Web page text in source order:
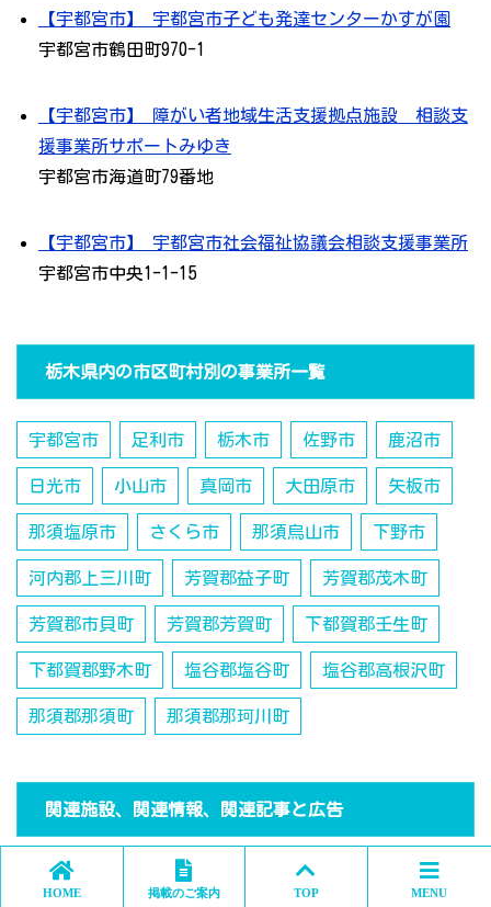
【宇都宮市】 宇都宮市子ども発達センターかすが園
宇都宮市鶴田町970-1
【宇都宮市】 障がい者地域生活支援拠点施設 相談支
援事業所サポートみゆき
宇都宮市海道町79番地
【宇都宮市】 宇都宮市社会福祉協議会相談支援事業所
宇都宮市中央1-1-15
栃木県内の市区町村別の事業所一覧
宇都宮市 足利市 栃木市 佐野市 鹿沼市
日光市 小山市 真岡市 大田原市 矢板市
那須塩原市 さくら市 那須烏山市 下野市
河内郡上三川町 芳賀郡益子町 芳賀郡茂木町
芳賀郡市貝町 芳賀郡芳賀町 下都賀郡壬生町
下都賀郡野木町 塩谷郡塩谷町 塩谷郡高根沢町
那須郡那須町 那須郡那珂川町
関連施設、関連情報、関連記事と広告
HOME 掲載のご案内 TOP MENU